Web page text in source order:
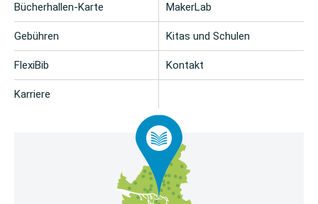
Bücherhallen-Karte
Gebühren
FlexiBib
Karriere
MakerLab
Kitas und Schulen
Kontakt